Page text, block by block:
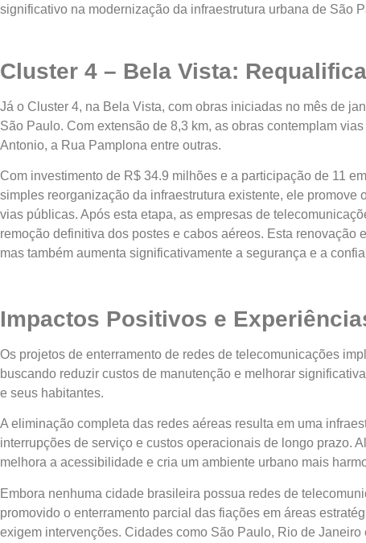
significativo na modernização da infraestrutura urbana de São
Cluster 4 – Bela Vista:
Já o Cluster 4, na Bela Vista, com obras iniciadas no mês de
São Paulo. Com extensão de 8,3 km, as obras contemplam
Antonio, a Rua Pamplona entre outras.
Com investimento de R$ 34.9 milhões e a participação de 11
simples reorganização da infraestrutura existente, ele
vias públicas. Após esta etapa, as empresas de
remoção definitiva dos postes e cabos aéreos. Esta
mas também aumenta significativamente a segurança e a
Impactos Positivos e
Os projetos de enterramento de redes de telecomunicações
buscando reduzir custos de manutenção e melhorar
e seus habitantes.
A eliminação completa das redes aéreas resulta em uma
interrupções de serviço e custos operacionais de longo prazo.
melhora a acessibilidade e cria um ambiente urbano mais
Embora nenhuma cidade brasileira possua redes de
promovido o enterramento parcial das fiações em áreas
exigem intervenções. Cidades como São Paulo, Rio de